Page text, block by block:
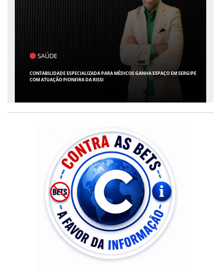
POLÍTICA
FLÁVIO CONFIRMA O DEPUTADO ALFREDO GASPAR COMO VICE EM SUA
CHAPA